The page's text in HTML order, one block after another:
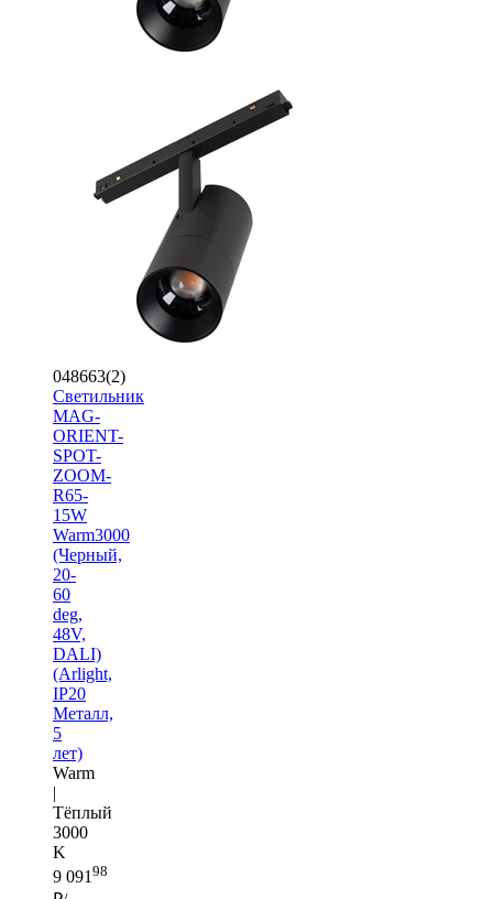
048663(2)
Светильник
MAG-
ORIENT-
SPOT-
ZOOM-
R65-
15W
Warm3000
(Черный,
20-
60
deg,
48V,
DALI)
(Arlight,
IP20
Металл,
5
лет)
Warm
|
Тёплый
3000
K
9 091 98